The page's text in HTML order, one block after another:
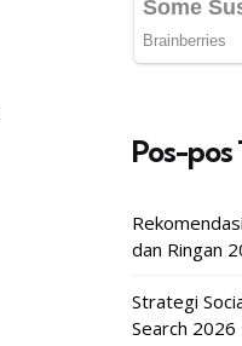
Pos-
dan Ringan
Strategi
Search 2026